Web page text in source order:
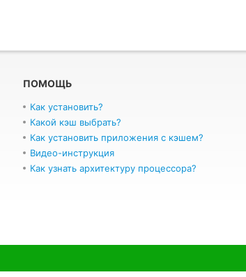
ПОМОЩЬ
Как установить?
Какой кэш выбрать?
Как установить приложения с кэшем?
Видео-инструкция
Как узнать архитектуру процессора?